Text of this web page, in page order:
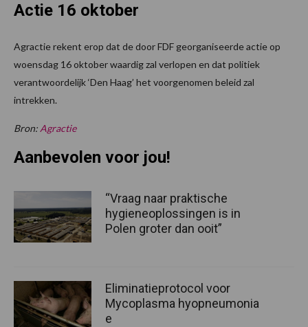
Actie 16 oktober
Agractie rekent erop dat de door FDF georganiseerde actie op
woensdag 16 oktober waardig zal verlopen en dat politiek
verantwoordelijk ‘Den Haag’ het voorgenomen beleid zal
intrekken.
Bron: Agractie
Aanbevolen voor jou!
“Vraag naar praktische
hygieneoplossingen is in
Polen groter dan ooit”
Eliminatieprotocol voor
Mycoplasma hyopneumonia
e